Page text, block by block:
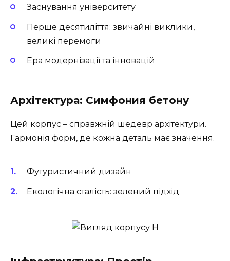
Заснування університету
Перше десятиліття: звичайні виклики,
великі перемоги
Ера модернізації та інновацій
Архітектура: Симфония бетону
Цей корпус – справжній шедевр архітектури.
Гармонія форм, де кожна деталь має значення.
Футуристичний дизайн
Екологічна сталість: зелений підхід